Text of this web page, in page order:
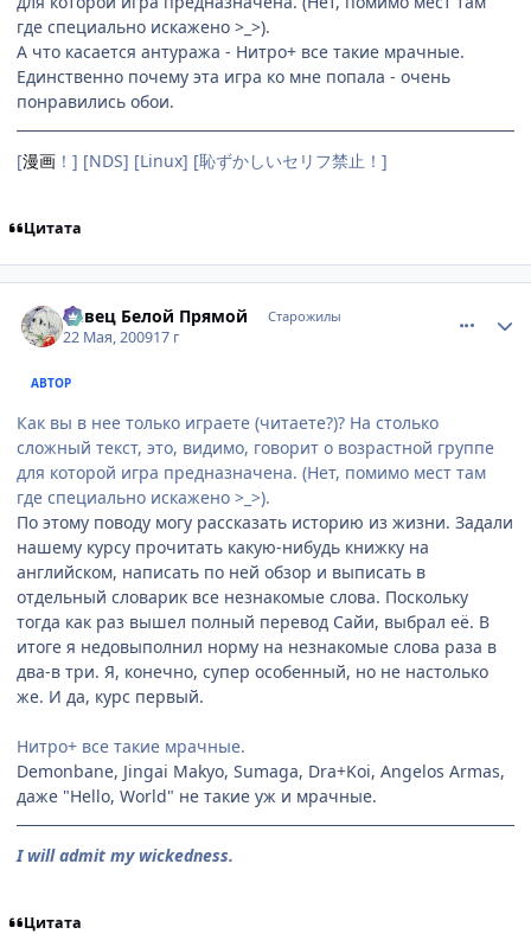
где специально искажено >_>).
А что касается антуража - Нитро+ все такие мрачные.
Единственно почему эта игра ко мне попала - очень
понравились обои.
[漫画 ！] [NDS] [Linux] [恥ずかしいセリフ禁止！]
Цитата
Певец Белой Прямой Старожилы
22 Мая, 200917 г
АВТОР
Как вы в нее только играете (читаете?)? На столько
сложный текст, это, видимо, говорит о возрастной группе
для которой игра предназначена. (Нет, помимо мест там
где специально искажено >_>).
По этому поводу могу рассказать историю из жизни. Задали
нашему курсу прочитать какую-нибудь книжку на
английском, написать по ней обзор и выписать в
отдельный словарик все незнакомые слова. Поскольку
тогда как раз вышел полный перевод Сайи, выбрал её. В
итоге я недовыполнил норму на незнакомые слова раза в
два-в три. Я, конечно, супер особенный, но не настолько
же. И да, курс первый.
Нитро+ все такие мрачные.
Demonbane, Jingai Makyo, Sumaga, Dra+Koi, Angelos Armas,
даже "Hello, World" не такие уж и мрачные.
I will admit my wickedness.
Цитата